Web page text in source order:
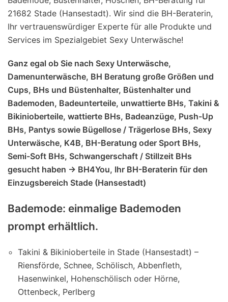
21682 Stade (Hansestadt). Wir sind die BH-Beraterin,
Ihr vertrauenswürdiger Experte für alle Produkte und
Services im Spezialgebiet Sexy Unterwäsche!
Ganz egal ob Sie nach Sexy Unterwäsche,
Damenunterwäsche, BH Beratung große Größen und
Cups, BHs und Büstenhalter, Büstenhalter und
Bademoden, Badeunterteile, unwattierte BHs, Takini &
Bikinioberteile, wattierte BHs, Badeanzüge, Push-Up
BHs, Pantys sowie Bügellose / Trägerlose BHs, Sexy
Unterwäsche, K4B, BH-Beratung oder Sport BHs,
Semi-Soft BHs, Schwangerschaft / Stillzeit BHs
gesucht haben -> BH4You, Ihr BH-Beraterin für den
Einzugsbereich Stade (Hansestadt)
Bademode: einmalige Bademoden
prompt erhältlich.
Takini & Bikinioberteile in Stade (Hansestadt) –
Riensförde, Schnee, Schölisch, Abbenfleth,
Hasenwinkel, Hohenschölisch oder Hörne,
Ottenbeck, Perlberg